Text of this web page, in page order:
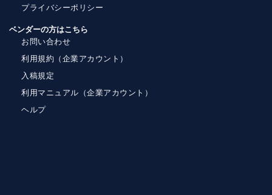
プライバシーポリシー
ベンダーの方はこちら
お問い合わせ
利用規約（企業アカウント）
入稿規定
利用マニュアル（企業アカウント）
ヘルプ